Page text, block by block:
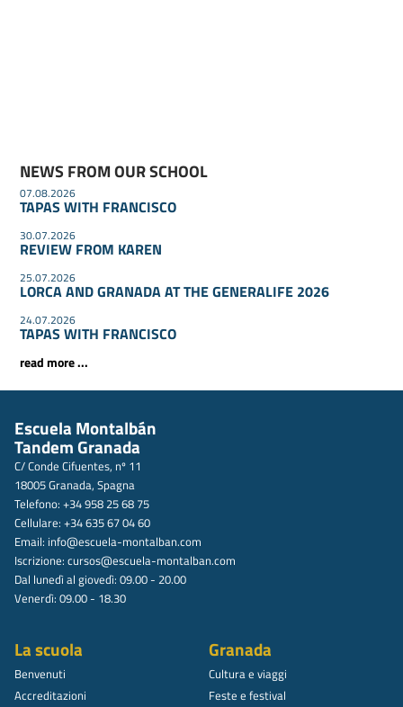
NEWS FROM OUR SCHOOL
07.08.2026
TAPAS WITH FRANCISCO
30.07.2026
REVIEW FROM KAREN
25.07.2026
LORCA AND GRANADA AT THE GENERALIFE 2026
24.07.2026
TAPAS WITH FRANCISCO
read more ...
Escuela Montalbán
Tandem Granada
C/ Conde Cifuentes, nº 11
18005 Granada, Spagna
Telefono: +34 958 25 68 75
Cellulare: +34 635 67 04 60
Email: info@escuela-montalban.com
Iscrizione: cursos@escuela-montalban.com
Dal lunedì al giovedì: 09.00 - 20.00
Venerdì: 09.00 - 18.30
La scuola
Benvenuti
Accreditazioni
Granada
Cultura e viaggi
Feste e festival